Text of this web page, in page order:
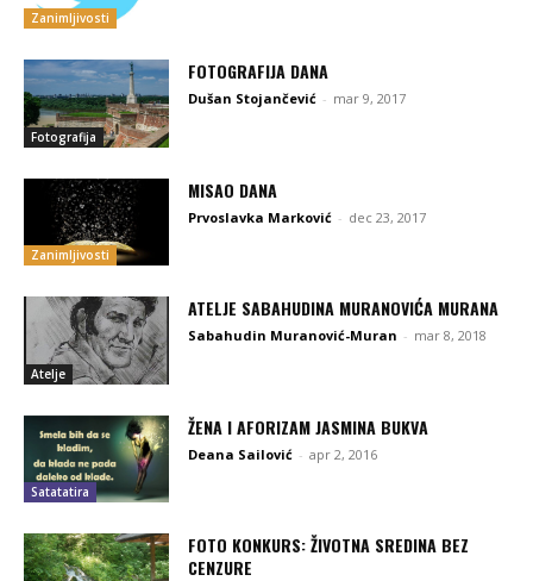
Zanimljivosti
Fotografija
FOTOGRAFIJA DANA
Dušan Stojančević - mar 9, 2017
Zanimljivosti
MISAO DANA
Prvoslavka Marković - dec 23, 2017
Atelje
ATELJE SABAHUDINA MURANOVIĆA MURANA
Sabahudin Muranović-Muran - mar 8, 2018
Satatatira
ŽENA I AFORIZAM JASMINA BUKVA
Deana Sailović - apr 2, 2016
FOTO KONKURS: ŽIVOTNA SREDINA BEZ
CENZURE